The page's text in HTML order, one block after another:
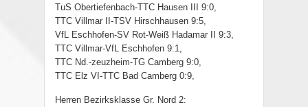
TuS Obertiefenbach-TTC Hausen III 9:0,
TTC Villmar II-TSV Hirschhausen 9:5,
VfL Eschhofen-SV Rot-Weiß Hadamar II 9:3,
TTC Villmar-VfL Eschhofen 9:1,
TTC Nd.-zeuzheim-TG Camberg 9:0,
TTC Elz VI-TTC Bad Camberg 0:9,
Herren Bezirksklasse Gr. Nord 2: